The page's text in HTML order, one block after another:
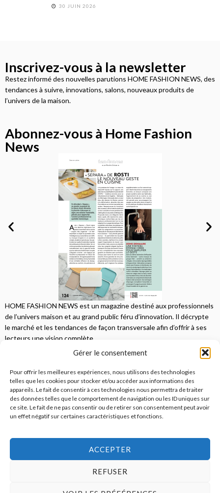
Gérer le consentement
Pour offrir les meilleures expériences, nous utilisons des technologies
telles que les cookies pour stocker et/ou accéder aux informations des
appareils. Le fait de consentir à ces technologies nous permettra de traiter
des données telles que le comportement de navigation ou les ID uniques sur
ce site. Le fait de ne pas consentir ou de retirer son consentement peut avoir
un effet négatif sur certaines caractéristiques et fonctions.
ACCEPTER
REFUSER
30 JUIN 2026
Inscrivez-vous à la newsletter
Restez informé des nouvelles parutions HOME FASHION NEWS, des
tendances à suivre, innovations, salons, nouveaux produits de
l’univers de la maison.
Abonnez-vous à Home Fashion
News
HOME FASHION NEWS est un magazine destiné aux professionnels
de l’univers maison et au grand public féru d’innovation. Il décrypte
le marché et les tendances de façon transversale afin d’offrir à ses
lecteurs une vision complète.
© 2026Home Fashion News